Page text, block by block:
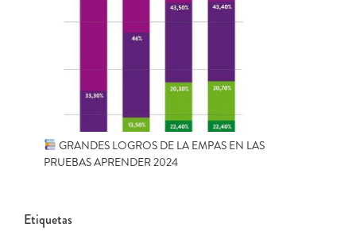
GRANDES LOGROS DE LA EMPAS EN LAS
PRUEBAS APRENDER 2024
Etiquetas